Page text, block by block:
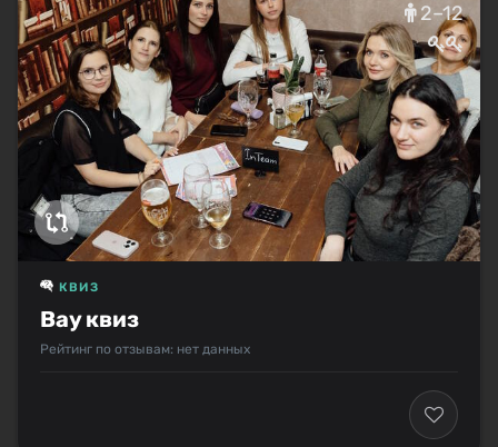
2–12
Вау квиз
КВИЗ
Рейтинг по отзывам: нет данных